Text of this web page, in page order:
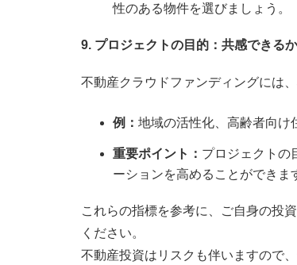
性のある物件を選びましょう。
9. プロジェクトの目的：共感できるか
不動産クラウドファンディングには
例： 地域の活性化、高齢者向け
重要ポイント： プロジェクトの
ーションを高めることができま
これらの指標を参考に、ご自身の投
ください。
不動産投資はリスクも伴いますので